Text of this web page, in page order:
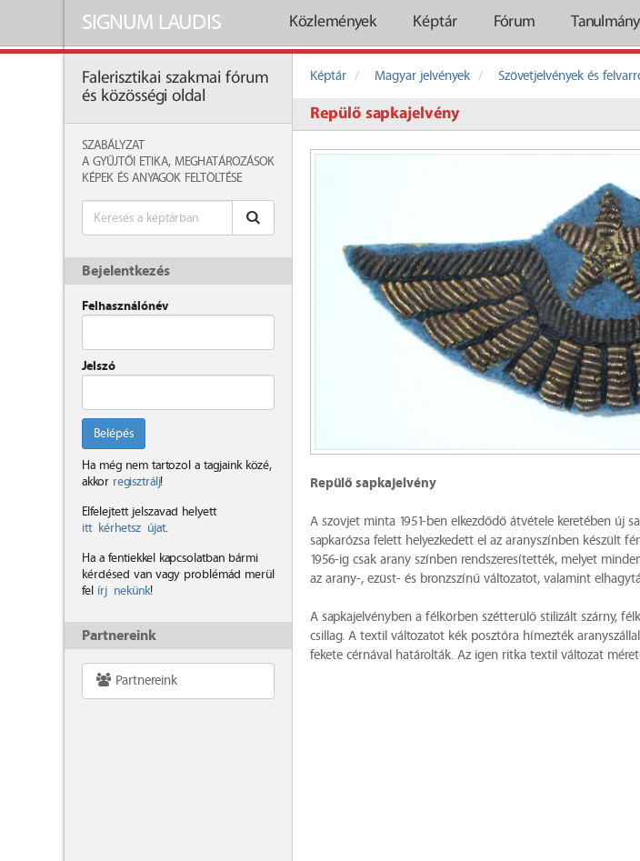
SIGNUM LAUDIS Közlemények Képtár Fórum
Falerisztikai szakmai fórum
és közösségi oldal
SZABÁLYZAT
A GYŰJTŐI ETIKA, MEGHATÁROZÁSOK
KÉPEK ÉS ANYAGOK FELTÖLTÉSE
Bejelentkezés
Felhasználónév
Jelszó
Belépés
Ha még nem tartozol a tagjaink közé,
akkor regisztrálj!
Elfelejtett jelszavad helyett
itt kérhetsz újat.
Ha a fentiekkel kapcsolatban bármi
kérdésed van vagy problémád merül
fel írj nekünk!
Partnereink
Partnereink
Képtár Magyar jelvények Szövetjelvények és
Repülő sapkajelvény
Repülő sapkajelvény
A szovjet minta 1951-ben elkezdődő átvétele keretében új
sapkarózsa felett helyezkedett el az aranyszínben készült
1956-ig csak arany színben rendszeresítették, melyet
az arany-, ezüst- és bronzszínű változatot, valamint
A sapkajelvényben a félkörben szétterülő stilizált szárny,
csillag. A textil változatot kék posztóra hímezték
fekete cérnával határolták. Az igen ritka textil változat